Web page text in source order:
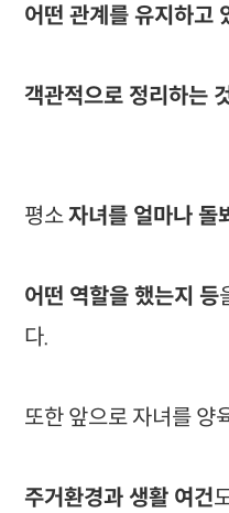
어떤 관계를 유지하고
객관적으로 정리하는
평소자녀를 얼마나 돌
어떤 역할을 했는지 등
다.
또한 앞으로 자녀를 양
주거환경과 생활 여건